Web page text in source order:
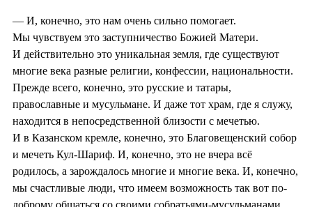
— И, конечно, это нам очень сильно помогает.
Мы чувствуем это заступничество Божией Матери.
И действительно это уникальная земля, где существуют
многие века разные религии, конфессии, национальности.
Прежде всего, конечно, это русские и татары,
православные и мусульмане. И даже тот храм, где я служу,
находится в непосредственной близости с мечетью.
И в Казанском кремле, конечно, это Благовещенский собор
и мечеть Кул-Шариф. И, конечно, это не вчера всё
родилось, а зарождалось многие и многие века. И, конечно,
мы счастливые люди, что имеем возможность так вот по-
доброму общаться со своими собратьями-мусульманами